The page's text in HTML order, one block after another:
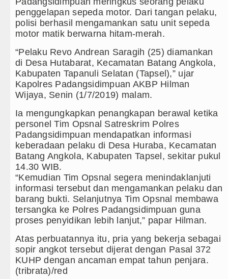
Rico Waas : Kemerdekaan Harus
Akses Jalan ke Pemandian Air Panas Doulu
Dayang Nan Tujuh Menggetarkan Gedung
Tim Gabungan Ringkus 3 Tersangka
Emma Raducanu Absen di Grand Slam
Juventus Dikalahkan Inter Milan di Laga
PSG Ditahan Manchester United Main
Chelsea Gilas AC Milan di Laga
Ketua GRIB Jaya Labuhanbatu Gelar
Gubernur Bobby Nasution Minta Kepala
Akses Jalan ke Pemandian Air Panas Doulu
Dayang Nan Tujuh Menggetarkan Gedung
penggelapan sepeda motor. Dari tangan pelaku,
polisi berhasil mengamankan satu unit sepeda
motor matik berwarna hitam-merah.
“Pelaku Revo Andrean Saragih (25) diamankan
di Desa Hutabarat, Kecamatan Batang Angkola,
Kabupaten Tapanuli Selatan (Tapsel),” ujar
Kapolres Padangsidimpuan AKBP Hilman
Wijaya, Senin (1/7/2019) malam.
Ia mengungkapkan penangkapan berawal ketika
personel Tim Opsnal Satreskrim Polres
Padangsidimpuan mendapatkan informasi
keberadaan pelaku di Desa Huraba, Kecamatan
Batang Angkola, Kabupaten Tapsel, sekitar pukul
14.30 WIB.
“Kemudian Tim Opsnal segera menindaklanjuti
informasi tersebut dan mengamankan pelaku dan
barang bukti. Selanjutnya Tim Opsnal membawa
tersangka ke Polres Padangsidimpuan guna
proses penyidikan lebih lanjut,” papar Hilman.
Atas perbuatannya itu, pria yang bekerja sebagai
sopir angkot tersebut dijerat dengan Pasal 372
KUHP dengan ancaman empat tahun penjara.
(tribrata)/red